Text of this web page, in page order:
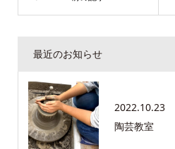
最近のお知らせ
2022.10.23
陶芸教室